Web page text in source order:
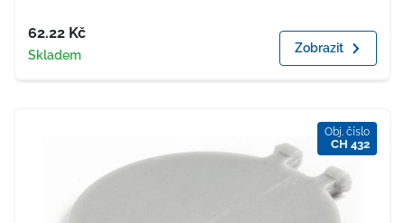
Cena
62.22 Kč
Dostupnost
Skladem Zobrazit
Obj. číslo
CH 432